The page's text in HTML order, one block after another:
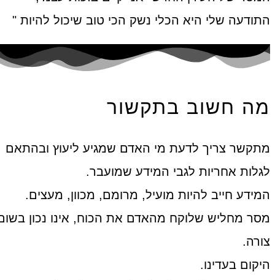
התודעה שלי היא הכלי נשק הכי טוב שיכול להיות "
מה חשוב בתקשור
מתקשר צריך לדעת מי האדם שמגיע ליעוץ ובהתאם
לגלות אחריות לגבי המידע שמועבר.
המידע חייב להיות מועיל, מרומם, מכוון, מעצים.
מסר מחליש שלוקח מהאדם את הכוח, אינו נכון בשום
צורה.
היקום בעדינו.